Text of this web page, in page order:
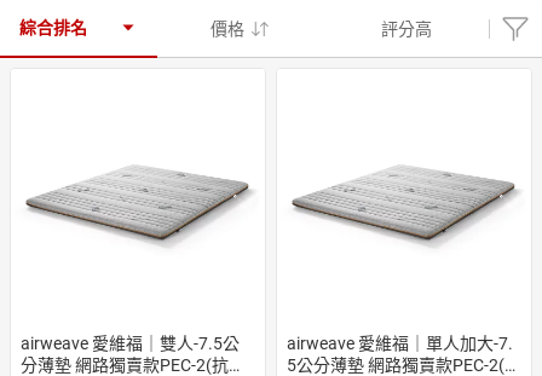
居家生活 3C家電 親子玩具
日本購物 電子/紙本書
綜合排名 價格 評分高
airweave 愛維福｜雙人-7.5公
分薄墊 網路獨賣款PEC-2(抗菌
airweave 愛維福｜單人加大-7.
5公分薄墊 網路獨賣款PEC-2(抗